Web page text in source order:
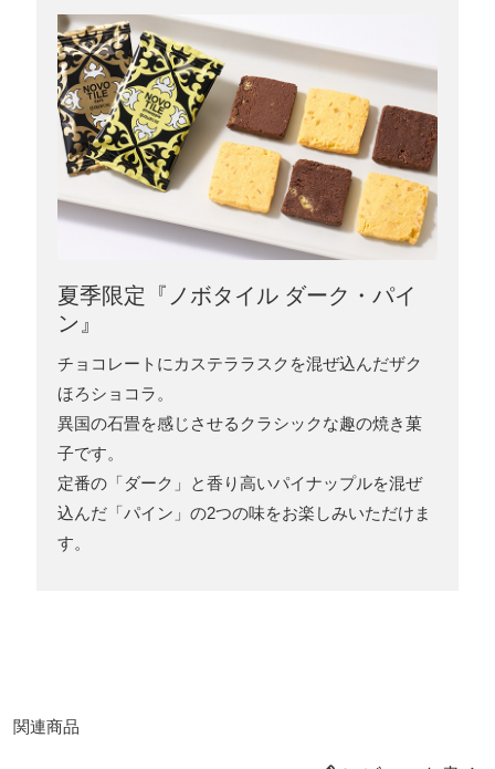
夏季限定『ノボタイル ダーク・パイ
ン』
チョコレートにカステララスクを混ぜ込んだザク
ほろショコラ。
異国の石畳を感じさせるクラシックな趣の焼き菓
子です。
定番の「ダーク」と香り高いパイナップルを混ぜ
込んだ「パイン」の2つの味をお楽しみいただけま
す。
関連商品